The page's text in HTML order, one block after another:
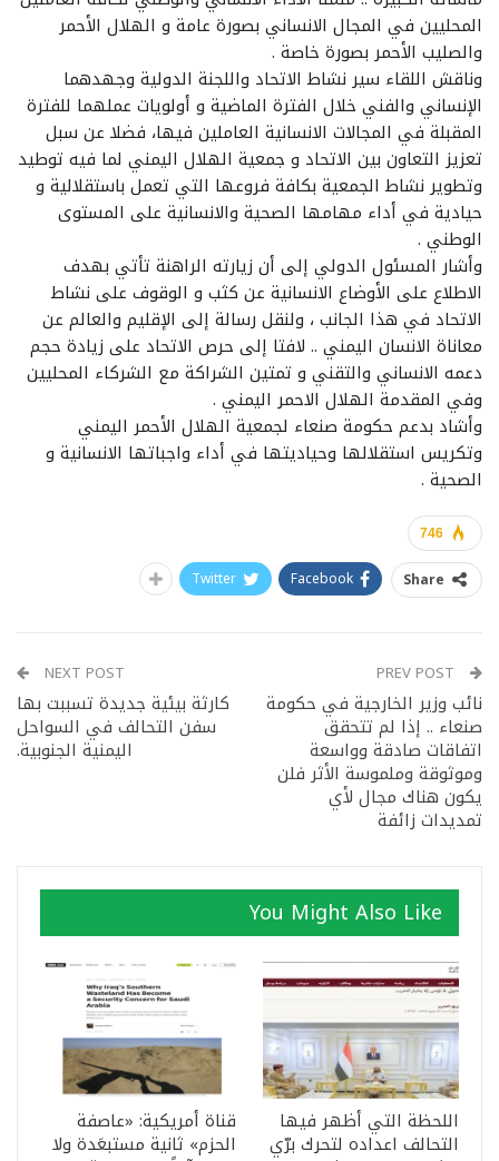
المحليين في المجال الانساني بصورة عامة و الهلال الأحمر
والصليب الأحمر بصورة خاصة .
وناقش اللقاء سير نشاط الاتحاد واللجنة الدولية وجهدهما
الإنساني والفني خلال الفترة الماضية و أولويات عملهما للفترة
المقبلة في المجالات الانسانية العاملين فيها، فضلا عن سبل
تعزيز التعاون بين الاتحاد و جمعية الهلال اليمني لما فيه توطيد
وتطوير نشاط الجمعية بكافة فروعها التي تعمل باستقلالية و
حيادية في أداء مهامها الصحية والانسانية على المستوى
الوطني .
وأشار المسئول الدولي إلى أن زيارته الراهنة تأتي بهدف
الاطلاع على الأوضاع الانسانية عن كثب و الوقوف على نشاط
الاتحاد في هذا الجانب ، ولنقل رسالة إلى الإقليم والعالم عن
معاناة الانسان اليمني .. لافتا إلى حرص الاتحاد على زيادة حجم
دعمه الانساني والتقني و تمتين الشراكة مع الشركاء المحليين
وفي المقدمة الهلال الاحمر اليمني .
وأشاد بدعم حكومة صنعاء لجمعية الهلال الأحمر اليمني
وتكريس استقلالها وحياديتها في أداء واجباتها الانسانية و
الصحية .
746
Share
Facebook
Twitter
نائب وزير الخارجية في حكومة
صنعاء .. إذا لم تتحقق
اتفاقات صادقة وواسعة
وموثوقة وملموسة الأثر فلن
يكون هناك مجال لأي
تمديدات زائفة
NEXT POST
كارثة بيئية جديدة تسببت بها
سفن التحالف في السواحل
اليمنية الجنوبية.
You Might Also Like
اللحظة التي أظهر فيها
التحالف اعداده لتحرك برّي
قناة أمريكية: «عاصفة
الحزم» ثانية مستبعَدة ولا